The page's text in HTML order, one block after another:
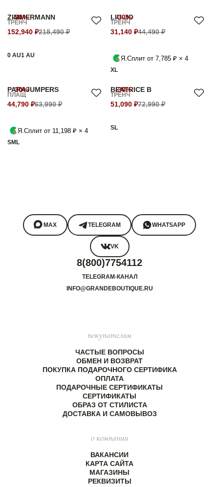
-30%
ZIMMERMANN
ТРЕНЧ
152,940 ₽218,490 ₽
0 AU1 AU
-30%
LIU-JO
ТРЕНЧ
31,140 ₽44,490 ₽
Я.Сплит от 7,785 ₽ × 4
XL
-30%
PARAJUMPERS
ПЛАЩ
44,790 ₽63,990 ₽
Я.Сплит от 11,198 ₽ × 4
SM L
-30%
BEATRICE B
ТРЕНЧ
51,090 ₽72,990 ₽
SL
MAX TELEGRAM WHATSAPP
VK
8(800)7754112
TELEGRAM-КАНАЛ
INFO@GRANDEBOUTIQUE.RU
покупателям
ЧАСТЫЕ ВОПРОСЫ
ОБМЕН И ВОЗВРАТ
ПОКУПКА ПОДАРОЧНОГО СЕРТИФИКА
ОПЛАТА
ПОДАРОЧНЫЕ СЕРТИФИКАТЫ
СЕРТИФИКАТЫ
ОБРАЗ ОТ СТИЛИСТА
ДОСТАВКА И САМОВЫВОЗ
о компании
ВАКАНСИИ
КАРТА САЙТА
МАГАЗИНЫ
РЕКВИЗИТЫ